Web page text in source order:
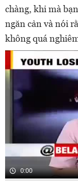
chàng, khi mà
ngăn cản và nói
không quá
0:00